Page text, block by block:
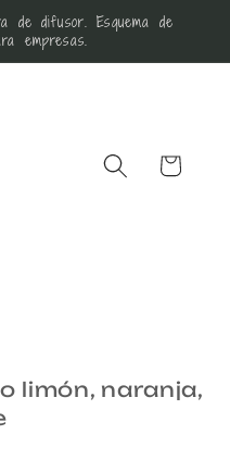
de difusor. Esquema de
empresas.
Carrito
limón, naranja,